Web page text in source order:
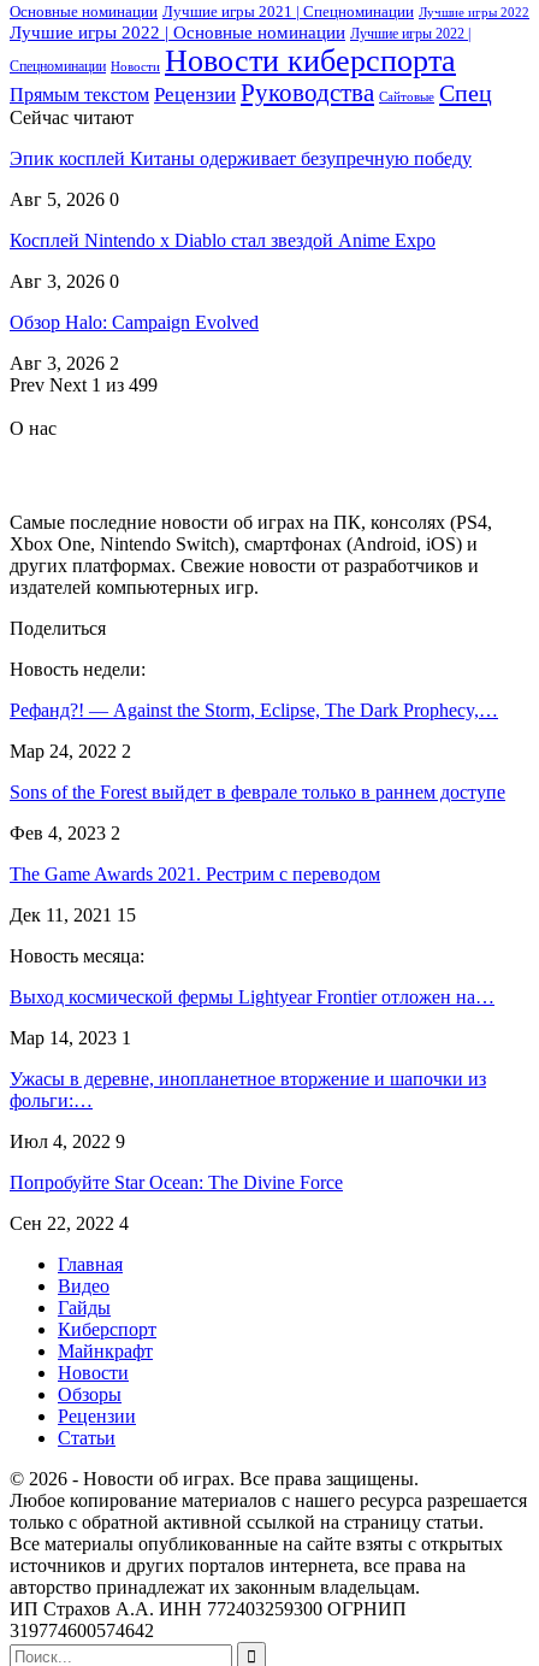
Основные номинации Лучшие игры 2021 | Спецноминации Лучшие игры 2022
Лучшие игры 2022 | Основные номинации Лучшие игры 2022 |
Спецноминации Новости Новости киберспорта
Прямым текстом Рецензии Руководства Сайтовые Спец
Сейчас читают
Эпик косплей Китаны одерживает безупречную победу
Авг 5, 2026 0
Косплей Nintendo x Diablo стал звездой Anime Expo
Авг 3, 2026 0
Обзор Halo: Campaign Evolved
Авг 3, 2026 2
Prev Next 1 из 499
О нас
Самые последние новости об играх на ПК, консолях (PS4,
Xbox One, Nintendo Switch), смартфонах (Android, iOS) и
других платформах. Свежие новости от разработчиков и
издателей компьютерных игр.
Поделиться
Новость недели:
Рефанд?! — Against the Storm, Eclipse, The Dark Prophecy,…
Мар 24, 2022 2
Sons of the Forest выйдет в феврале только в раннем доступе
Фев 4, 2023 2
The Game Awards 2021. Рестрим с переводом
Дек 11, 2021 15
Новость месяца:
Выход космической фермы Lightyear Frontier отложен на…
Мар 14, 2023 1
Ужасы в деревне, инопланетное вторжение и шапочки из
фольги:…
Июл 4, 2022 9
Попробуйте Star Ocean: The Divine Force
Сен 22, 2022 4
Главная
Видео
Гайды
Киберспорт
Майнкрафт
Новости
Обзоры
Рецензии
Статьи
© 2026 - Новости об играх. Все права защищены.
Любое копирование материалов с нашего ресурса разрешается
только с обратной активной ссылкой на страницу статьи.
Все материалы опубликованные на сайте взяты с открытых
источников и других порталов интернета, все права на
авторство принадлежат их законным владельцам.
ИП Страхов А.А. ИНН 772403259300 ОГРНИП
319774600574642